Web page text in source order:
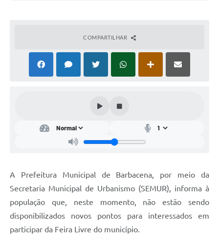
PPA - PLANO PLURIANUAL 2026/2029
PCA (Planos de Contratações Anuais)
PNAB 2026 - Ciclo 2
Plano Diretor e Mobilidade Urbana
3º Jornada Empreendedora BQ
Festival Gastronômico
COMPARTILHAR
A Prefeitura Municipal de Barbacena, por meio da
Secretaria Municipal de Urbanismo (SEMUR), informa à
população que, neste momento, não estão sendo
disponibilizados novos pontos para interessados em
participar da Feira Livre do município.